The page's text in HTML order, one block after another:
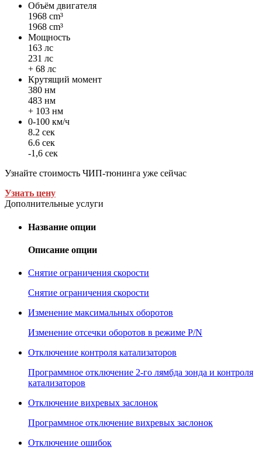
Объём двигателя
1968 cm³
1968 cm³
Мощность
163 лс
231 лс
+ 68 лс
Крутящий момент
380 нм
483 нм
+ 103 нм
0-100 км/ч
8.2 сек
6.6 сек
-1,6 сек
Узнайте стоимость ЧИП-тюнинга уже сейчас
Узнать цену
Дополнительные услуги
Название опции
Описание опции
Снятие ограничения скорости
Снятие ограничения скорости
Изменение максимальных оборотов
Изменение отсечки оборотов в режиме P/N
Отключение контроля катализаторов
Программное отключение 2-го лямбда зонда и контроля
катализаторов
Отключение вихревых заслонок
Программное отключение вихревых заслонок
Отключение ошибок